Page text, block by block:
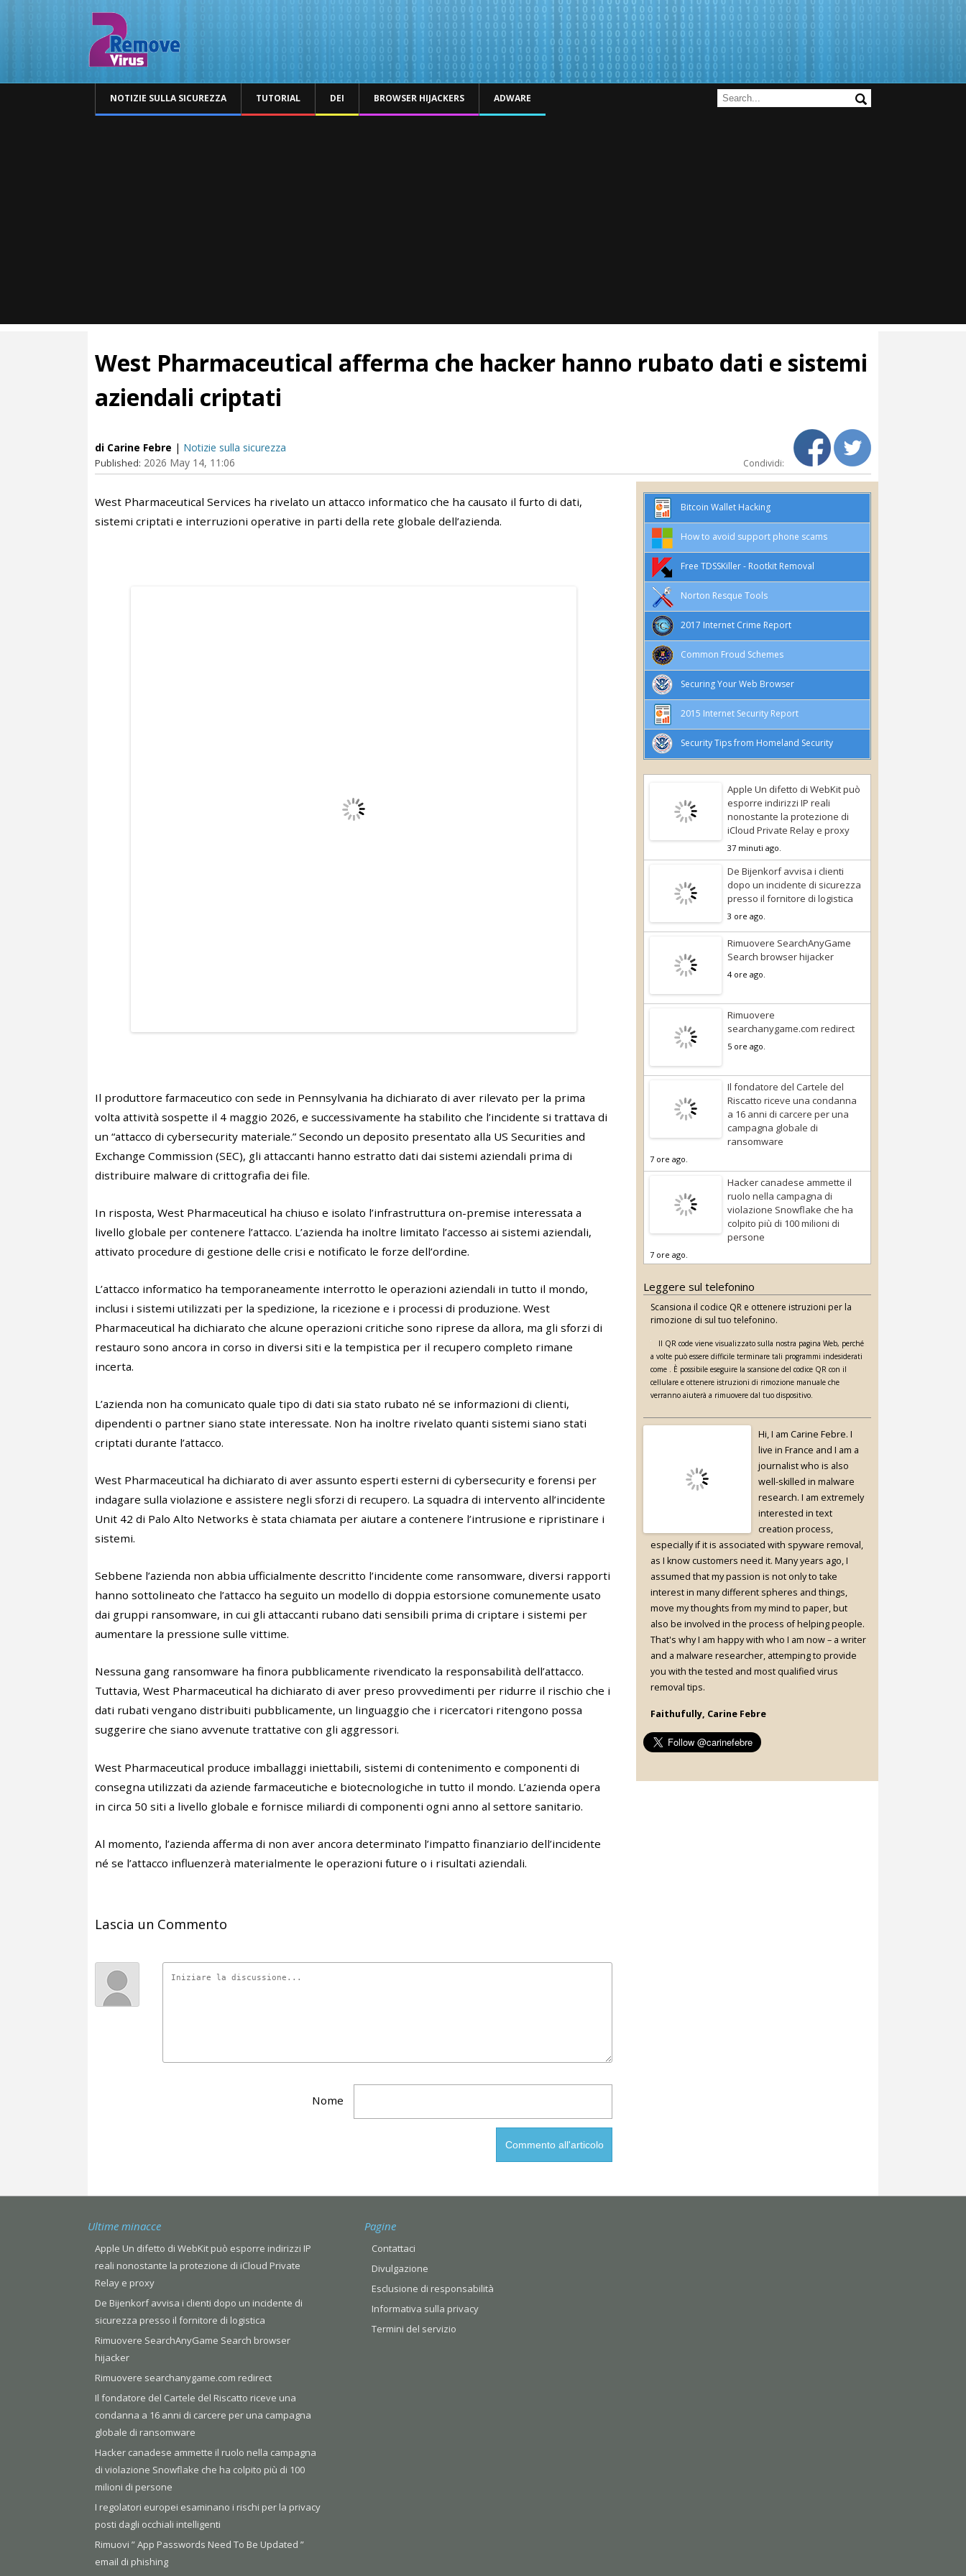
NOTIZIE SULLA SICUREZZA TUTORIAL DEI BROWSER HIJACKERS ADWARE
West Pharmaceutical afferma che hacker hanno rubato dati e sistemi
aziendali criptati
di Carine Febre | Notizie sulla sicurezza
Published: 2026 May 14, 11:06 Condividi:
West Pharmaceutical Services ha rivelato un attacco informatico che ha causato il furto di dati,
sistemi criptati e interruzioni operative in parti della rete globale dell’azienda.
Il produttore farmaceutico con sede in Pennsylvania ha dichiarato di aver rilevato per la prima
volta attività sospette il 4 maggio 2026, e successivamente ha stabilito che l’incidente si trattava di
un “attacco di cybersecurity materiale.” Secondo un deposito presentato alla US Securities and
Exchange Commission (SEC), gli attaccanti hanno estratto dati dai sistemi aziendali prima di
distribuire malware di crittografia dei file.
In risposta, West Pharmaceutical ha chiuso e isolato l’infrastruttura on-premise interessata a
livello globale per contenere l’attacco. L’azienda ha inoltre limitato l’accesso ai sistemi aziendali,
attivato procedure di gestione delle crisi e notificato le forze dell’ordine.
L’attacco informatico ha temporaneamente interrotto le operazioni aziendali in tutto il mondo,
inclusi i sistemi utilizzati per la spedizione, la ricezione e i processi di produzione. West
Pharmaceutical ha dichiarato che alcune operazioni critiche sono riprese da allora, ma gli sforzi di
restauro sono ancora in corso in diversi siti e la tempistica per il recupero completo rimane
incerta.
L’azienda non ha comunicato quale tipo di dati sia stato rubato né se informazioni di clienti,
dipendenti o partner siano state interessate. Non ha inoltre rivelato quanti sistemi siano stati
criptati durante l’attacco.
West Pharmaceutical ha dichiarato di aver assunto esperti esterni di cybersecurity e forensi per
indagare sulla violazione e assistere negli sforzi di recupero. La squadra di intervento all’incidente
Unit 42 di Palo Alto Networks è stata chiamata per aiutare a contenere l’intrusione e ripristinare i
sistemi.
Sebbene l’azienda non abbia ufficialmente descritto l’incidente come ransomware, diversi rapporti
hanno sottolineato che l’attacco ha seguito un modello di doppia estorsione comunemente usato
dai gruppi ransomware, in cui gli attaccanti rubano dati sensibili prima di criptare i sistemi per
aumentare la pressione sulle vittime.
Nessuna gang ransomware ha finora pubblicamente rivendicato la responsabilità dell’attacco.
Tuttavia, West Pharmaceutical ha dichiarato di aver preso provvedimenti per ridurre il rischio che i
dati rubati vengano distribuiti pubblicamente, un linguaggio che i ricercatori ritengono possa
suggerire che siano avvenute trattative con gli aggressori.
West Pharmaceutical produce imballaggi iniettabili, sistemi di contenimento e componenti di
consegna utilizzati da aziende farmaceutiche e biotecnologiche in tutto il mondo. L’azienda opera
in circa 50 siti a livello globale e fornisce miliardi di componenti ogni anno al settore sanitario.
Al momento, l’azienda afferma di non aver ancora determinato l’impatto finanziario dell’incidente
né se l’attacco influenzerà materialmente le operazioni future o i risultati aziendali.
Lascia un Commento
Nome
Bitcoin Wallet Hacking
How to avoid support phone scams
Free TDSSKiller - Rootkit Removal
Norton Resque Tools
2017 Internet Crime Report
Common Froud Schemes
Securing Your Web Browser
2015 Internet Security Report
Security Tips from Homeland Security
Apple Un difetto di WebKit può
esporre indirizzi IP reali
nonostante la protezione di
iCloud Private Relay e proxy
37 minuti ago.
De Bijenkorf avvisa i clienti
dopo un incidente di sicurezza
presso il fornitore di logistica
3 ore ago.
Rimuovere SearchAnyGame
Search browser hijacker
4 ore ago.
Rimuovere
searchanygame.com redirect
5 ore ago.
Il fondatore del Cartele del
Riscatto riceve una condanna
a 16 anni di carcere per una
campagna globale di
ransomware
7 ore ago.
Hacker canadese ammette il
ruolo nella campagna di
violazione Snowflake che ha
colpito più di 100 milioni di
persone
7 ore ago.
Leggere sul telefonino
Scansiona il codice QR e ottenere istruzioni per la
rimozione di sul tuo telefonino.
Il QR code viene visualizzato sulla nostra pagina Web, perché
a volte può essere difficile terminare tali programmi indesiderati
come . È possibile eseguire la scansione del codice QR con il
cellulare e ottenere istruzioni di rimozione manuale che
verranno aiuterà a rimuovere dal tuo dispositivo.
Hi, I am Carine Febre. I
live in France and I am a
journalist who is also
well-skilled in malware
research. I am extremely
interested in text
creation process,
especially if it is associated with spyware removal,
as I know customers need it. Many years ago, I
assumed that my passion is not only to take
interest in many different spheres and things,
move my thoughts from my mind to paper, but
also be involved in the process of helping people.
That's why I am happy with who I am now – a writer
and a malware researcher, attemping to provide
you with the tested and most qualified virus
removal tips.
Faithufully, Carine Febre
Ultime minacce
Apple Un difetto di WebKit può esporre indirizzi IP
reali nonostante la protezione di iCloud Private
Relay e proxy
De Bijenkorf avvisa i clienti dopo un incidente di
sicurezza presso il fornitore di logistica
Rimuovere SearchAnyGame Search browser
hijacker
Rimuovere searchanygame.com redirect
Il fondatore del Cartele del Riscatto riceve una
condanna a 16 anni di carcere per una campagna
globale di ransomware
Hacker canadese ammette il ruolo nella campagna
di violazione Snowflake che ha colpito più di 100
milioni di persone
I regolatori europei esaminano i rischi per la privacy
posti dagli occhiali intelligenti
Rimuovi ” App Passwords Need To Be Updated ”
email di phishing
Pagine
Contattaci
Divulgazione
Esclusione di responsabilità
Informativa sulla privacy
Termini del servizio